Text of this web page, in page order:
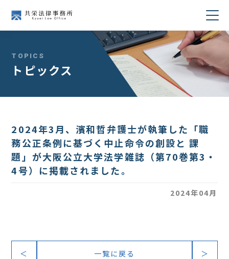
業務分野
セミナー・講演
著書・論文
アクセス
TOPICS
トピックス
2024年3月、濱和哲弁護士が執筆した「職
務公正条例に基づく中止命令の創設と 課
題」が大阪公立大学法学雑誌（第70巻第3・
4号）に掲載されました。
2024年04月
＜ 一覧に戻る ＞